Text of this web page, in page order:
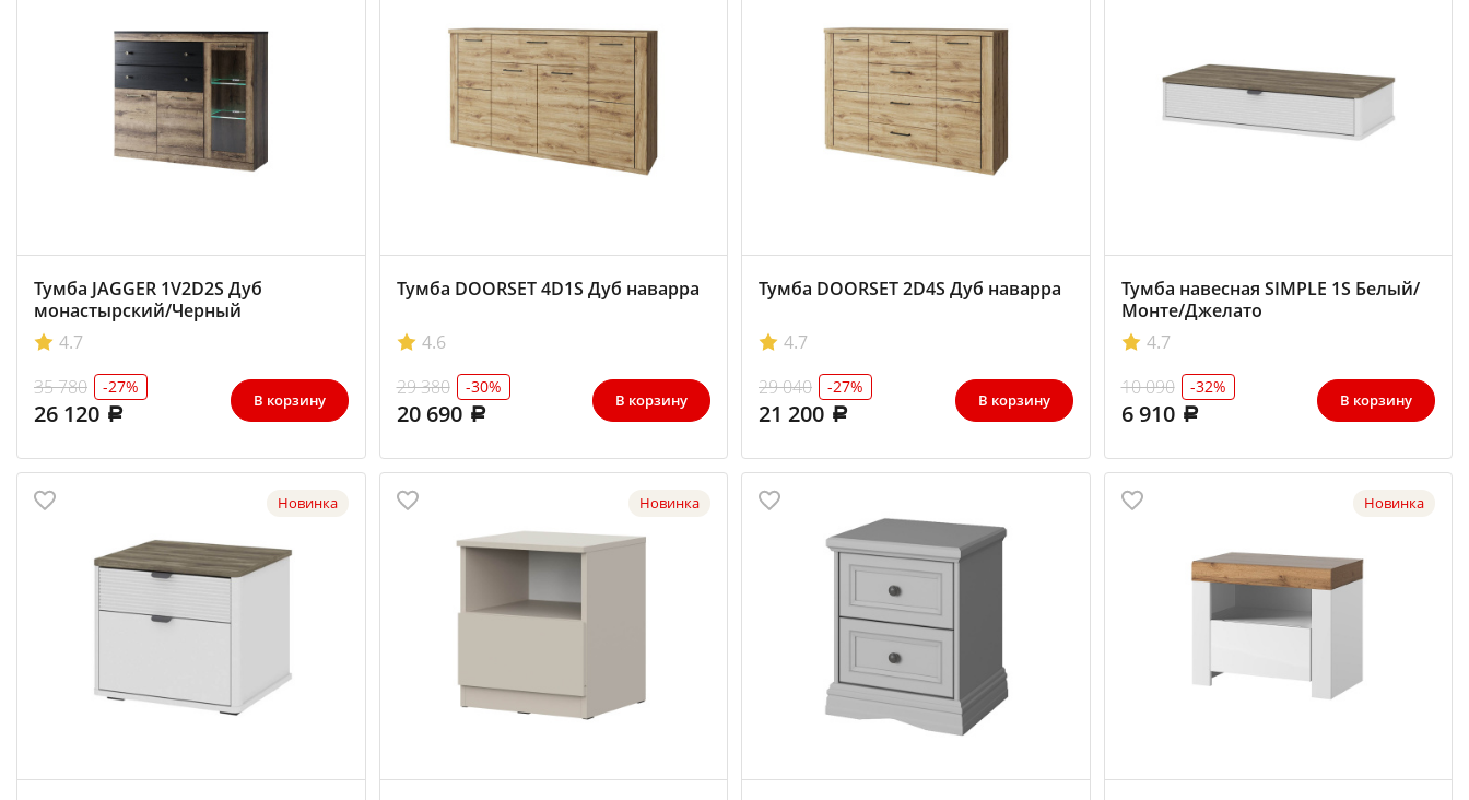
Тумба JAGGER 1V2D2S Дуб
монастырский/Черный
4.7
35 780
-27%
26 120 В корзину
Тумба DOORSET 4D1S Дуб наварра
4.6
29 380
-30%
20 690 В корзину
Тумба DOORSET 2D4S Дуб наварра
4.7
29 040
-27%
21 200 В корзину
Тумба навесная SIMPLE 1S Белый/
Монте/Джелато
4.7
10 090
-32%
6 910 В корзину
Новинка Новинка Новинка